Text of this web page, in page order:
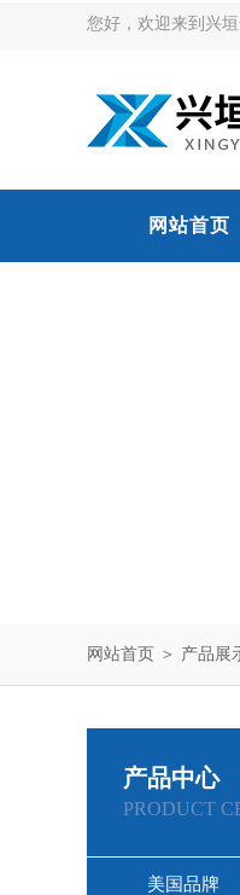
您好，欢迎来到兴
网站首页
网站首页 ＞ 产品展
产品中心
PRODUCT
美国品牌